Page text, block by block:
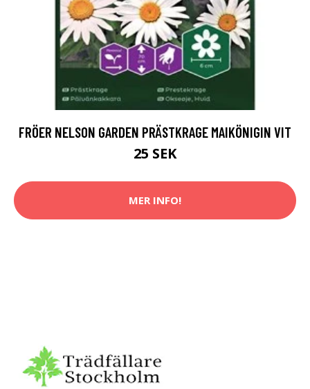
FRÖER NELSON GARDEN PRÄSTKRAGE MAIKÖNIGIN VIT
25 SEK
MER INFO!